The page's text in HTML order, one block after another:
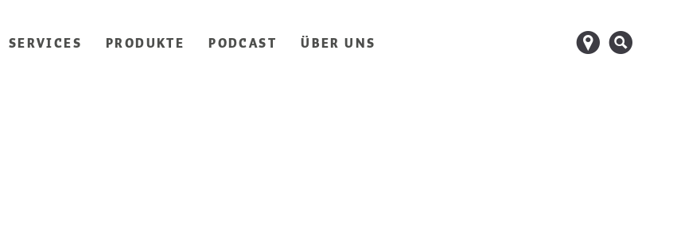
SERVICES PRODUKTE PODCAST ÜBER UNS d s